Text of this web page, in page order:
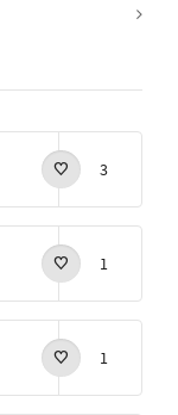
3
1
1